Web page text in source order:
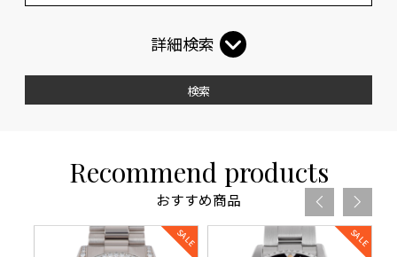
詳細検索
検索
Recommend products
おすすめ商品